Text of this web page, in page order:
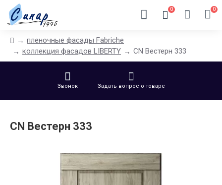
0 0
пленочные фасады Fabriche
коллекция фасадов LIBERTY
CN Вестерн 333
Звонок Задать вопрос о товаре
CN Вестерн 333